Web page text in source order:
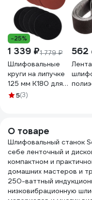
-25%
1 339 ₽1 779 ₽
Шлифовальные
круги на липучке
125 мм K180 для
ленточно-
3903301706
5(3)
562
Лента
О товаре
Шлифовальный станок
себе ленточный и
компактном и
домашних мастеров и
250-ваттный
низковибрационную